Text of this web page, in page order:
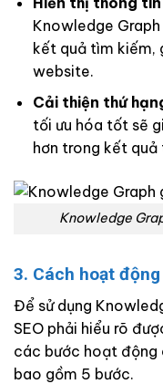
Knowledge
kết quả tìm kiếm,
website.
Cải thiện thứ
tối ưu hóa tốt sẽ
hơn trong kết quả
Knowledge
3. Cách hoạt
Để sử dụng
SEO phải hiểu rõ
các bước hoạt động
bao gồm 5 bước.